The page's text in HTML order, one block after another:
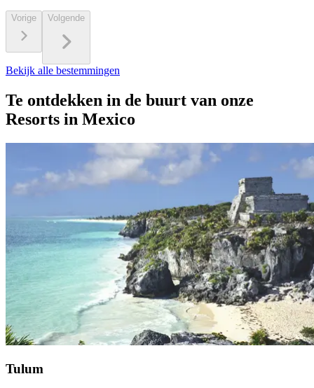
Vorige Volgende
Bekijk alle bestemmingen
Te ontdekken in de buurt van onze
Resorts in Mexico
Tulum